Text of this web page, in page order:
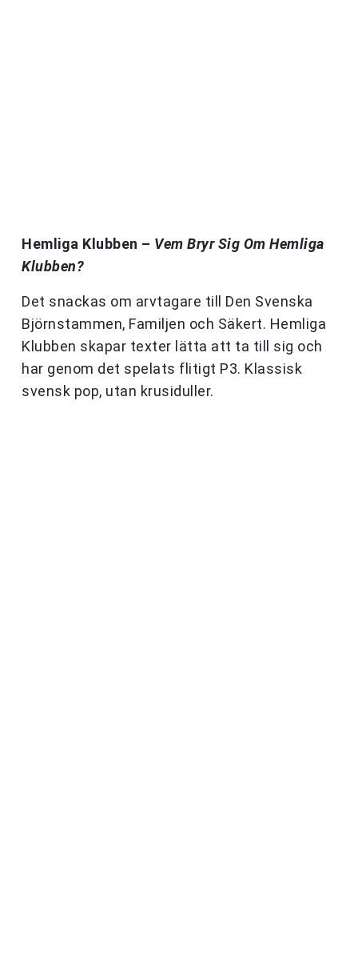
Hemliga Klubben – Vem Bryr Sig Om Hemliga
Klubben?
Det snackas om arvtagare till Den Svenska
Björnstammen, Familjen och Säkert. Hemliga
Klubben skapar texter lätta att ta till sig och
har genom det spelats flitigt P3. Klassisk
svensk pop, utan krusiduller.